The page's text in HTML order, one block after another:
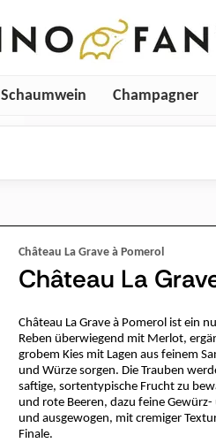
Schaumwein Champagner
Château La Grave à Pomerol
Château La
Château La Grave à Pomerol ist ein
Reben überwiegend mit Merlot,
grobem Kies mit Lagen aus feinem
und Würze sorgen. Die Trauben
saftige, sortentypische Frucht zu
und rote Beeren, dazu feine
und ausgewogen, mit cremiger
Finale.